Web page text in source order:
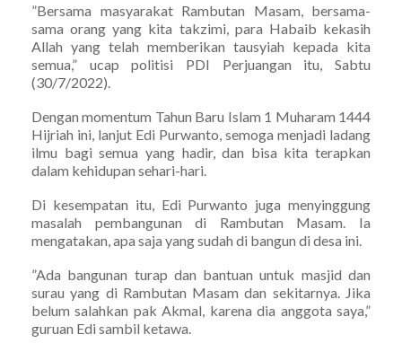
”Bersama masyarakat Rambutan Masam, bersama-
sama orang yang kita takzimi, para Habaib kekasih
Allah yang telah memberikan tausyiah kepada kita
semua,” ucap politisi PDI Perjuangan itu, Sabtu
(30/7/2022).
Dengan momentum Tahun Baru Islam 1 Muharam 1444
Hijriah ini, lanjut Edi Purwanto, semoga menjadi ladang
ilmu bagi semua yang hadir, dan bisa kita terapkan
dalam kehidupan sehari-hari.
Di kesempatan itu, Edi Purwanto juga menyinggung
masalah pembangunan di Rambutan Masam. Ia
mengatakan, apa saja yang sudah di bangun di desa ini.
”Ada bangunan turap dan bantuan untuk masjid dan
surau yang di Rambutan Masam dan sekitarnya. Jika
belum salahkan pak Akmal, karena dia anggota saya,”
guruan Edi sambil ketawa.